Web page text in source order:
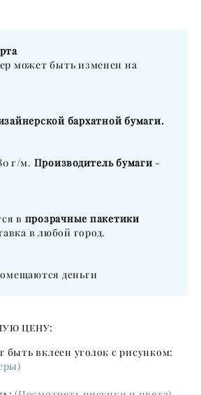
может быть изменен на
бархатной бумаги.
г/м. Производитель бумаги -
в прозрачные пакетики
в любой город.
деньги
цену:
быть вклеен уголок с рисунком: